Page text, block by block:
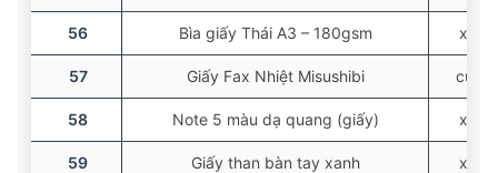
56 Bìa giấy Thái A3 – 180gsm xấp
57 Giấy Fax Nhiệt Misushibi cuộn
58 Note 5 màu dạ quang (giấy) xấp
59 Giấy than bàn tay xanh xấp